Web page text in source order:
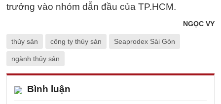
trưởng vào nhóm dẫn đầu của TP.HCM.
NGỌC VY
thủy sản công ty thủy sản Seaprodex Sài Gòn
ngành thủy sản
Bình luận